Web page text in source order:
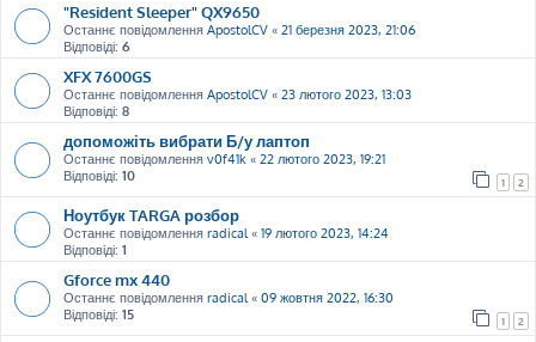
"Resident Sleeper" QX9650
Останнє повідомлення ApostolCV « 21 березня 2023, 21:06
Відповіді: 6
XFX 7600GS
Останнє повідомлення ApostolCV « 23 лютого 2023, 13:03
Відповіді: 8
допоможіть вибрати Б/у лаптоп
Останнє повідомлення v0f41k « 22 лютого 2023, 19:21
Відповіді: 10 1 2
Ноутбук TARGA розбор
Останнє повідомлення radical« 19 лютого 2023, 14:24
Відповіді: 1
Gforce mx 440
Останнє повідомлення radical« 09 жовтня 2022, 16:30
Відповіді: 15 1 2